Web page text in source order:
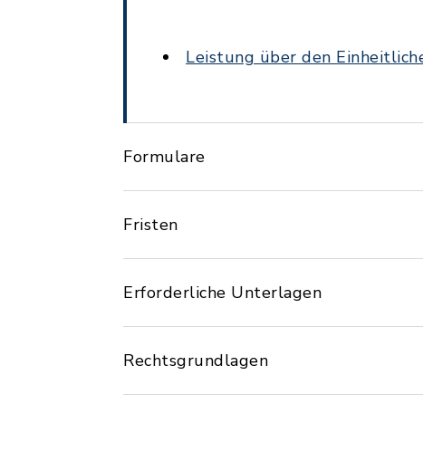
Leistung über den
Formulare
Fristen
Erforderliche Unterlagen
Rechtsgrundlagen